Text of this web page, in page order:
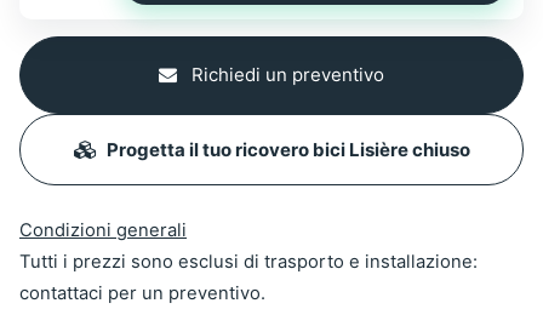
Richiedi un preventivo
Progetta il tuo ricovero bici Lisière chiuso
Condizioni generali
Tutti i prezzi sono esclusi di trasporto e installazione:
contattaci per un preventivo.